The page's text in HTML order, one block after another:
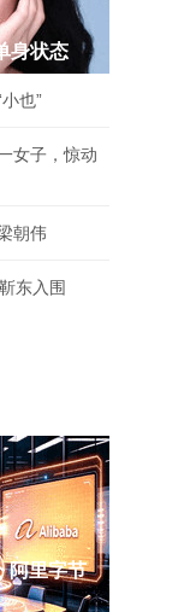
身状态
也”
女子，惊动
朝伟
东入围
阿里字节